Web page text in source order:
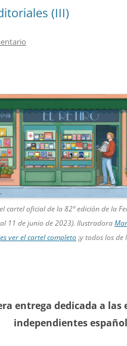
(III)
cartel oficial de la 82ª edición de la
11 de junio de 2023). Ilustradora
ver el cartel completo¡y todos los
entrega dedicada a las
independientes